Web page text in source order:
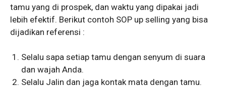
tamu yang di prospek, dan waktu yang dipakai jadi
lebih efektif. Berikut contoh SOP up selling yang bisa
dijadikan referensi :
Selalu sapa setiap tamu dengan senyum di suara
dan wajah Anda.
Selalu Jalin dan jaga kontak mata dengan tamu.